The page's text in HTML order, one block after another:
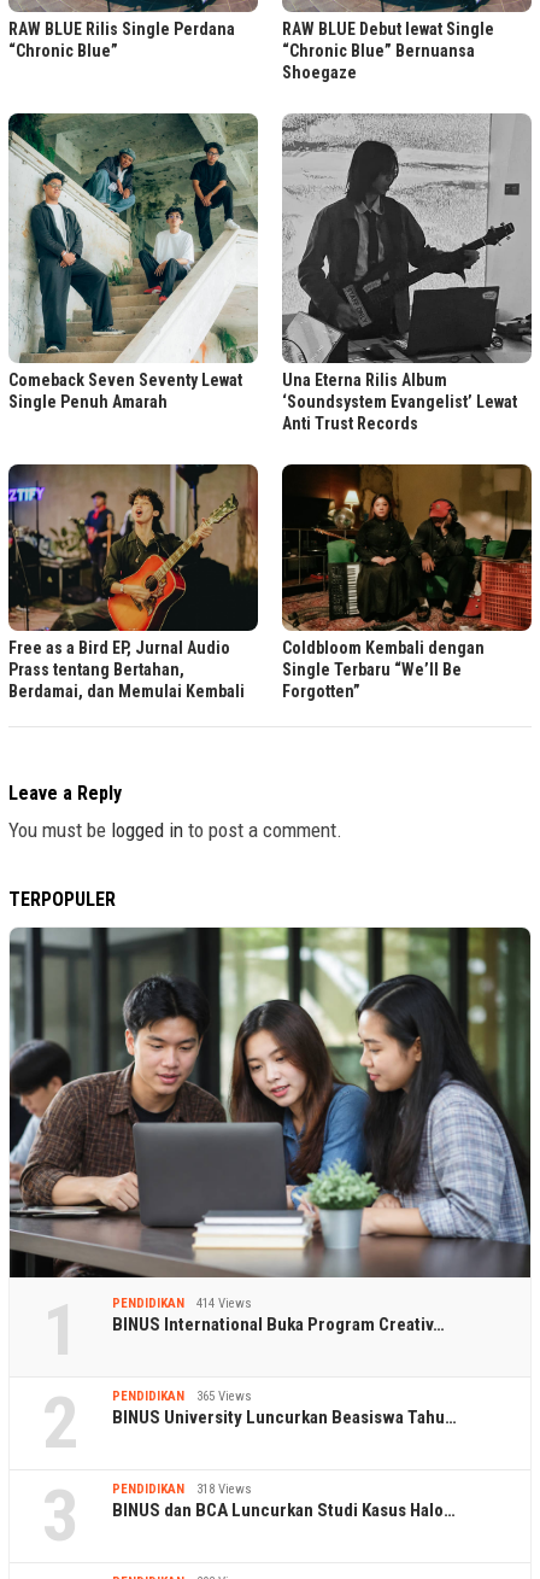
RAW BLUE Rilis Single Perdana
“Chronic Blue”
RAW BLUE Debut lewat Single
“Chronic Blue” Bernuansa
Shoegaze
Comeback Seven Seventy Lewat
Single Penuh Amarah
Una Eterna Rilis Album
‘Soundsystem Evangelist’ Lewat
Anti Trust Records
Free as a Bird EP, Jurnal Audio
Prass tentang Bertahan,
Berdamai, dan Memulai Kembali
Coldbloom Kembali dengan
Single Terbaru “We’ll Be
Forgotten”
Leave a Reply
You must be logged in to post a comment.
TERPOPULER
1 PENDIDIKAN 414 Views
BINUS International Buka Program Creativ…
2 PENDIDIKAN 365 Views
BINUS University Luncurkan Beasiswa Tahu…
3 PENDIDIKAN 318 Views
BINUS dan BCA Luncurkan Studi Kasus Halo…